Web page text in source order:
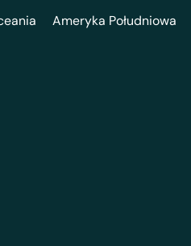
Ameryka Południowa